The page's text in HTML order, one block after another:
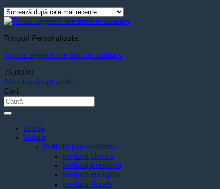
Tricouri Personalizate
Tricou Legends are born in January
75,00 lei
Selectează opțiunile
Acest
produs
multe
variații.
Opțiunile
Cart
Caută
Acasa
Nunta
Invitatii personalizate
Invitatii clasice
Invitatii premium
Invitatii cu sigiliu
Invitatii florale